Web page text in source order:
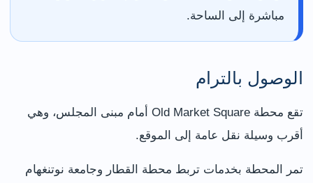
مباشرة إلى الساحة.
الوصول بالترام
تقع محطة Old Market Square أمام مبنى المجلس، وهي
أقرب وسيلة نقل عامة إلى الموقع.
تمر المحطة بخدمات تربط محطة القطار وجامعة نوتنغهام